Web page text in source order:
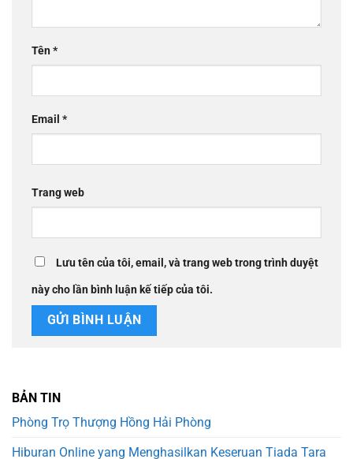
Tên*
Email *
Trang web
Lưu tên của tôi, email, và trang web trong trình duyệt
này cho lần bình luận kế tiếp của tôi.
BẢN TIN
Phòng Trọ Thượng Hồng Hải Phòng
Hiburan Online yang Menghasilkan Keseruan Tiada Tara